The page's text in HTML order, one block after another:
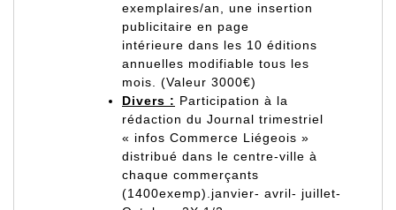
exemplaires/an, une insertion
publicitaire en page
intérieure dans les 10 éditions
annuelles modifiable tous les
mois. (Valeur 3000€)
Divers : Participation à la
rédaction du Journal trimestriel
« infos Commerce Liégeois »
distribué dans le centre-ville à
chaque commerçants
(1400exemp).janvier- avril- juillet-